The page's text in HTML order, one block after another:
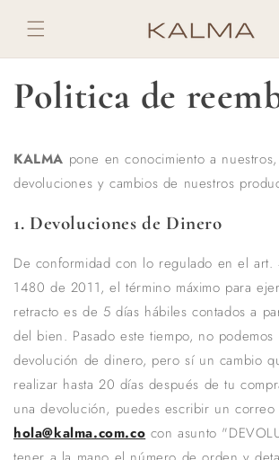
directamente
al contenido
Politica de
KALMA pone en conocimiento a
devoluciones y cambios de nuestros
1. Devoluciones de Dinero
De conformidad con lo regulado en el
1480 de 2011, el término máximo para
retracto es de 5 días hábiles contados a
del bien. Pasado este tiempo, no
devolución de dinero, pero sí un cambio
realizar hasta 20 días después de tu
una devolución, puedes escribir un correo
hola@kalma.com.co con asunto